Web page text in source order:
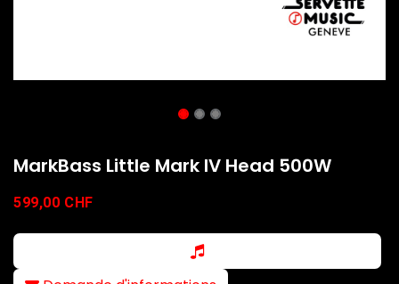
MarkBass Little Mark IV Head 500W
599,00 CHF